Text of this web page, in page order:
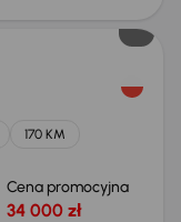
170 KM
Cena promocyjna
34 000 zł